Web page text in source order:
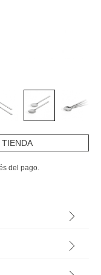
del pago.
tu mesa necesita está
Home Living, y todo
inoxidable